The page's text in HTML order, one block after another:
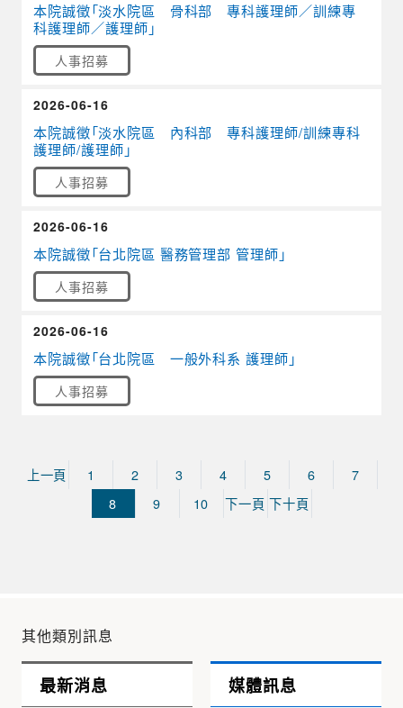
本院誠徵「淡水院區 骨科部 專科護理師／訓練專
科護理師／護理師」
人事招募
本院誠徵「淡水院區 內科部 專科護理師/訓練專科
護理師/護理師」
人事招募
2026-06-16
本院誠徵「台北院區 醫務管理部 管理師」
人事招募
2026-06-16
本院誠徵「台北院區 一般外科系 護理師」
人事招募
2026-06-16
上一頁 1 2 3 4 5 6
7
8
9 10 下一頁 下十頁
其他類別訊息
最新消息 媒體訊息